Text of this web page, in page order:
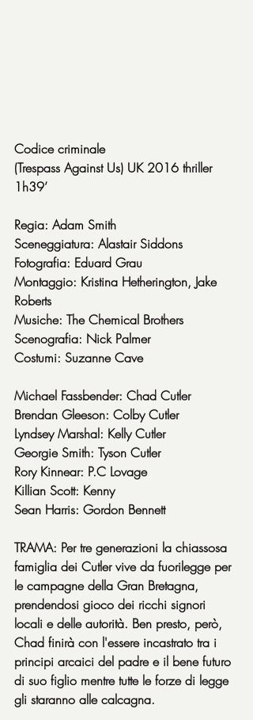
Codice criminale
(Trespass Against Us) UK 2016 thriller
1h39’
Regia: Adam Smith
Sceneggiatura: Alastair Siddons
Fotografia: Eduard Grau
Montaggio: Kristina Hetherington, Jake
Roberts
Musiche: The Chemical Brothers
Scenografia: Nick Palmer
Costumi: Suzanne Cave
Michael Fassbender: Chad Cutler
Brendan Gleeson: Colby Cutler
Lyndsey Marshal: Kelly Cutler
Georgie Smith: Tyson Cutler
Rory Kinnear: P.C Lovage
Killian Scott: Kenny
Sean Harris: Gordon Bennett
TRAMA: Per tre generazioni la chiassosa
famiglia dei Cutler vive da fuorilegge per
le campagne della Gran Bretagna,
prendendosi gioco dei ricchi signori
locali e delle autorità. Ben presto, però,
Chad finirà con l'essere incastrato tra i
principi arcaici del padre e il bene futuro
di suo figlio mentre tutte le forze di legge
gli staranno alle calcagna.